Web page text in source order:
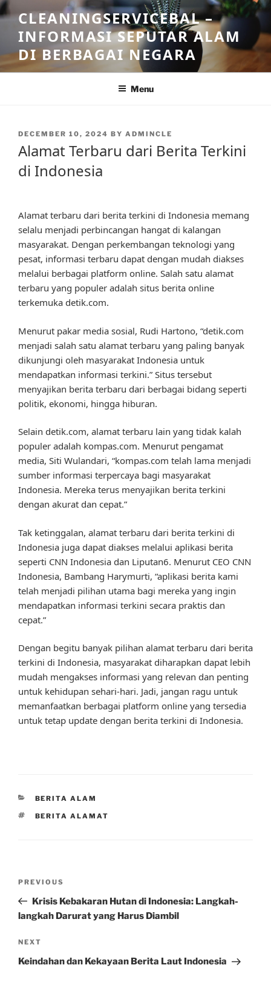
Skip
to
content
CLEANINGSERVICEBAL –
INFORMASI SEPUTAR ALAM
DI BERBAGAI NEGARA
Menu
POSTED
ON
DECEMBER 10, 2024 BY ADMINCLE
Alamat Terbaru dari Berita Terkini
di Indonesia
Alamat terbaru dari berita terkini di Indonesia memang
selalu menjadi perbincangan hangat di kalangan
masyarakat. Dengan perkembangan teknologi yang
pesat, informasi terbaru dapat dengan mudah diakses
melalui berbagai platform online. Salah satu alamat
terbaru yang populer adalah situs berita online
terkemuka detik.com.
Menurut pakar media sosial, Rudi Hartono, “detik.com
menjadi salah satu alamat terbaru yang paling banyak
dikunjungi oleh masyarakat Indonesia untuk
mendapatkan informasi terkini.” Situs tersebut
menyajikan berita terbaru dari berbagai bidang seperti
politik, ekonomi, hingga hiburan.
Selain detik.com, alamat terbaru lain yang tidak kalah
populer adalah kompas.com. Menurut pengamat
media, Siti Wulandari, “kompas.com telah lama menjadi
sumber informasi terpercaya bagi masyarakat
Indonesia. Mereka terus menyajikan berita terkini
dengan akurat dan cepat.”
Tak ketinggalan, alamat terbaru dari berita terkini di
Indonesia juga dapat diakses melalui aplikasi berita
seperti CNN Indonesia dan Liputan6. Menurut CEO CNN
Indonesia, Bambang Harymurti, “aplikasi berita kami
telah menjadi pilihan utama bagi mereka yang ingin
mendapatkan informasi terkini secara praktis dan
cepat.”
Dengan begitu banyak pilihan alamat terbaru dari berita
terkini di Indonesia, masyarakat diharapkan dapat lebih
mudah mengakses informasi yang relevan dan penting
untuk kehidupan sehari-hari. Jadi, jangan ragu untuk
memanfaatkan berbagai platform online yang tersedia
untuk tetap update dengan berita terkini di Indonesia.
CATEGORIES
BERITA ALAM
TAGS
BERITA ALAMAT
Previous
Post
PREVIOUS
Krisis Kebakaran Hutan di Indonesia: Langkah-
langkah Darurat yang Harus Diambil
Next
Post
NEXT
Keindahan dan Kekayaan Berita Laut Indonesia